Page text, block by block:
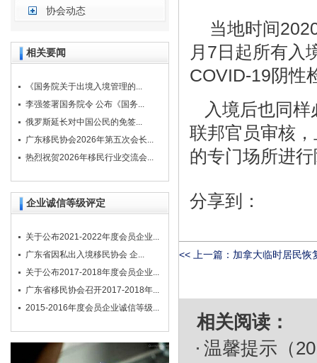
协会动态
相关要闻
《国务院关于出境入境管理的...
李强签署国务院令 公布《国务...
俄罗斯延长对中国公民的免签...
广东移民协会2026年第五次会长...
热烈祝贺2026年移民行业交流会...
企业诚信等级评定
关于公布2021-2022年度会员企业...
广东省因私出入境移民协会 企...
关于公布2017-2018年度会员企业...
广东省移民协会召开2017-2018年...
2015-2016年度会员企业诚信等级...
当地时间
月7日起所有入
COVID-19阴性
入境后也同样
联邦官员审核
的专门场所进
分享到：
<< 上一篇： 加拿大临时居民恢
相关阅读：
温馨提示（